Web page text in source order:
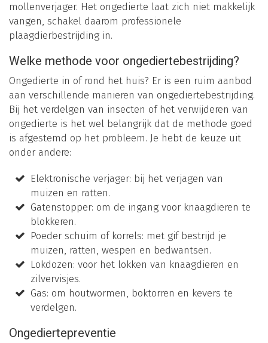
mollenverjager. Het ongedierte laat zich niet makkelijk
vangen, schakel daarom professionele
plaagdierbestrijding in.
Welke methode voor ongediertebestrijding?
Ongedierte in of rond het huis? Er is een ruim aanbod
aan verschillende manieren van ongediertebestrijding.
Bij het verdelgen van insecten of het verwijderen van
ongedierte is het wel belangrijk dat de methode goed
is afgestemd op het probleem. Je hebt de keuze uit
onder andere:
Elektronische verjager: bij het verjagen van
muizen en ratten.
Gatenstopper: om de ingang voor knaagdieren te
blokkeren.
Poeder schuim of korrels: met gif bestrijd je
muizen, ratten, wespen en bedwantsen.
Lokdozen: voor het lokken van knaagdieren en
zilvervisjes.
Gas: om houtwormen, boktorren en kevers te
verdelgen.
Ongediertepreventie